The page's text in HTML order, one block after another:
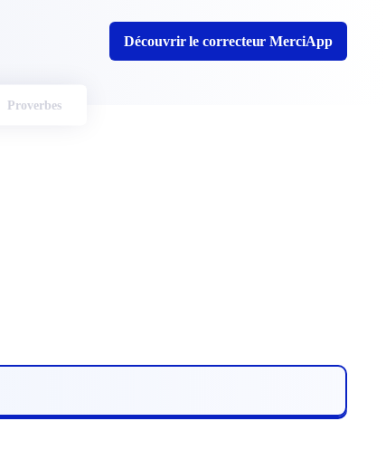
Découvrir le correcteur MerciApp
Proverbes